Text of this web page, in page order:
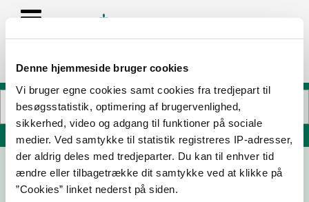
Denne hjemmeside bruger cookies
Vi bruger egne cookies samt cookies fra tredjepart til
besøgsstatistik, optimering af brugervenlighed,
sikkerhed, video og adgang til funktioner på sociale
medier. Ved samtykke til statistik registreres IP-adresser,
der aldrig deles med tredjeparter. Du kan til enhver tid
ændre eller tilbagetrække dit samtykke ved at klikke på
”Cookies” linket nederst på siden.
Søg på adresse, postnummer, by, firmanavn